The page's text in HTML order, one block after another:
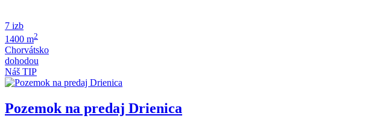
7 izb
1400 m2
Chorvátsko
dohodou
Náš TIP
Pozemok na predaj Drienica